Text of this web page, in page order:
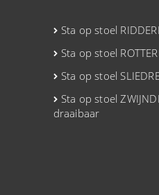
Sta op stoel
Sta op stoel
Sta op stoel
Sta op stoel
draaibaar